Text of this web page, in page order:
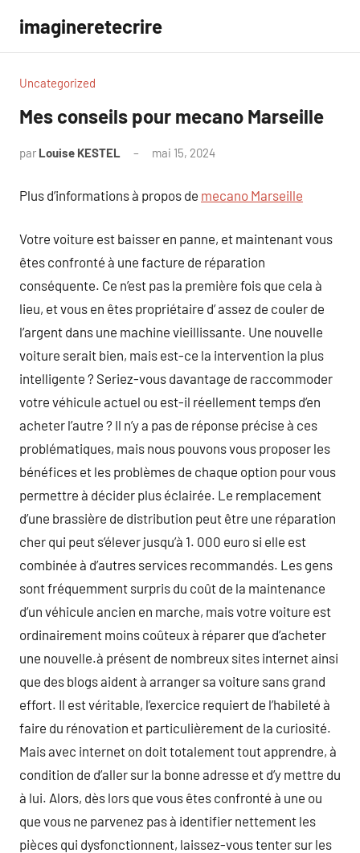
contenu
imagineretecrire
Uncategorized
Mes conseils pour mecano Marseille
par Louise KESTEL mai 15, 2024
Plus d’informations à propos de mecano Marseille
Votre voiture est baisser en panne, et maintenant vous
êtes confronté à une facture de réparation
conséquente. Ce n’est pas la première fois que cela à
lieu, et vous en êtes propriétaire d’ assez de couler de
l’argent dans une machine vieillissante. Une nouvelle
voiture serait bien, mais est-ce la intervention la plus
intelligente ? Seriez-vous davantage de raccommoder
votre véhicule actuel ou est-il réellement temps d’en
acheter l’autre ? Il n’y a pas de réponse précise à ces
problématiques, mais nous pouvons vous proposer les
bénéfices et les problèmes de chaque option pour vous
permettre à décider plus éclairée. Le remplacement
d’une brassière de distribution peut être une réparation
cher qui peut s’élever jusqu’à 1. 000 euro si elle est
combinée à d’autres services recommandés. Les gens
sont fréquemment surpris du coût de la maintenance
d’un véhicule ancien en marche, mais votre voiture est
ordinairement moins coûteux à réparer que d’acheter
une nouvelle.à présent de nombreux sites internet ainsi
que des blogs aident à arranger sa voiture sans grand
effort. Il est véritable, l’exercice requiert de l’habileté à
faire du rénovation et particulièrement de la curiosité.
Mais avec internet on doit totalement tout apprendre, à
condition de d’aller sur la bonne adresse et d’y mettre du
à lui. Alors, dès lors que vous êtes confronté à une ou
que vous ne parvenez pas à identifier nettement les
pièces qui dysfonctionnent, laissez-vous tenter sur les